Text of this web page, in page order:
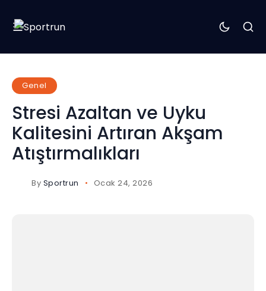
Genel
Stresi Azaltan ve Uyku
Kalitesini Artıran Akşam
Atıştırmalıkları
By Sportrun Ocak 24, 2026